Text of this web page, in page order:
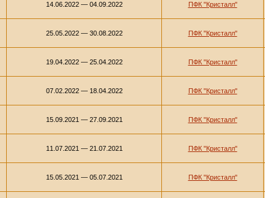
14.06.2022 — 04.09.2022 ПФК "Кристалл"
25.05.2022 — 30.08.2022 ПФК "Кристалл"
19.04.2022 — 25.04.2022 ПФК "Кристалл"
07.02.2022 — 18.04.2022 ПФК "Кристалл"
15.09.2021 — 27.09.2021 ПФК "Кристалл"
11.07.2021 — 21.07.2021 ПФК "Кристалл"
15.05.2021 — 05.07.2021 ПФК "Кристалл"